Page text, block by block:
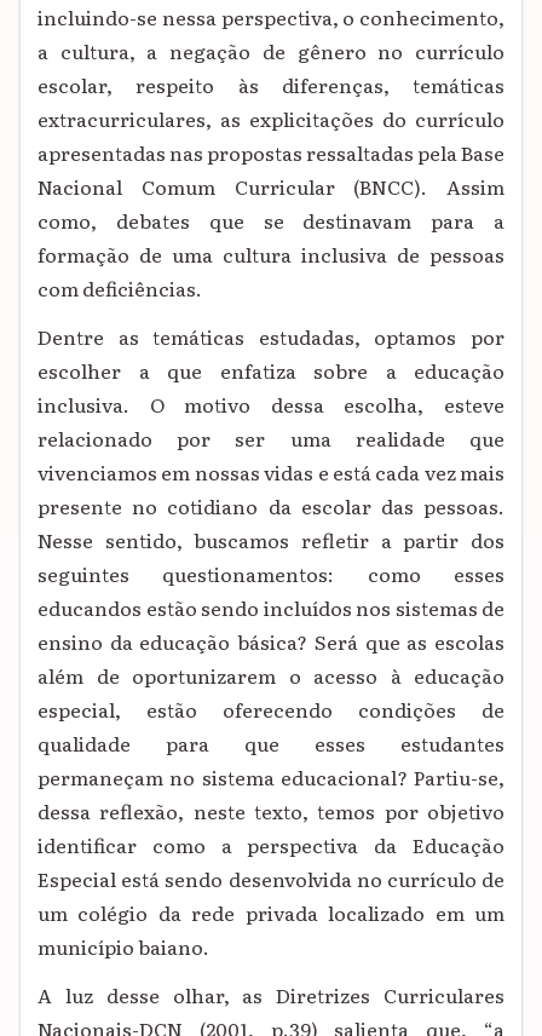
incluindo-se nessa perspectiva, o conhecimento,
a cultura, a negação de gênero no currículo
escolar, respeito às diferenças, temáticas
extracurriculares, as explicitações do currículo
apresentadas nas propostas ressaltadas pela Base
Nacional Comum Curricular (BNCC). Assim
como, debates que se destinavam para a
formação de uma cultura inclusiva de pessoas
com deficiências.
Dentre as temáticas estudadas, optamos por
escolher a que enfatiza sobre a educação
inclusiva. O motivo dessa escolha, esteve
relacionado por ser uma realidade que
vivenciamos em nossas vidas e está cada vez mais
presente no cotidiano da escolar das pessoas.
Nesse sentido, buscamos refletir a partir dos
seguintes questionamentos: como esses
educandos estão sendo incluídos nos sistemas de
ensino da educação básica? Será que as escolas
além de oportunizarem o acesso à educação
especial, estão oferecendo condições de
qualidade para que esses estudantes
permaneçam no sistema educacional? Partiu-se,
dessa reflexão, neste texto, temos por objetivo
identificar como a perspectiva da Educação
Especial está sendo desenvolvida no currículo de
um colégio da rede privada localizado em um
município baiano.
A luz desse olhar, as Diretrizes Curriculares
Nacionais-DCN (2001, p.39) salienta que, “a